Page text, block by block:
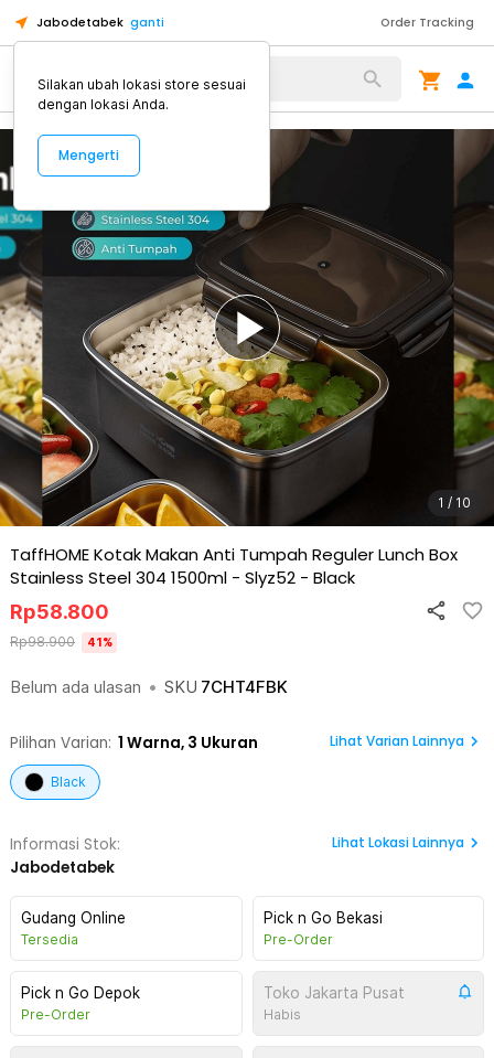
Jabodetabek ganti Order Tracking
Alat Kopi
1 / 10
TaffHOME Kotak Makan Anti Tumpah Reguler Lunch Box
Stainless Steel 304 1500ml - Slyz52 - Black
Belum ada ulasan • SKU 7CHT4FBK
Rp58.800
Rp98.900 41%
Pilihan Varian: 1 Warna, 3 Ukuran Lihat Varian Lainnya
Black
Informasi Stok:
Jabodetabek
Lihat Lokasi Lainnya
Gudang Online
Tersedia
Pick n Go Bekasi
Pre-Order
Pick n Go Depok
Pre-Order
Toko Jakarta Pusat
Habis
Silakan ubah lokasi store sesuai
dengan lokasi Anda.
Mengerti